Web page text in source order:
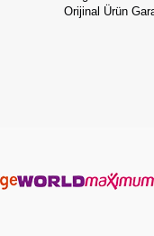
Orijinal Ürün